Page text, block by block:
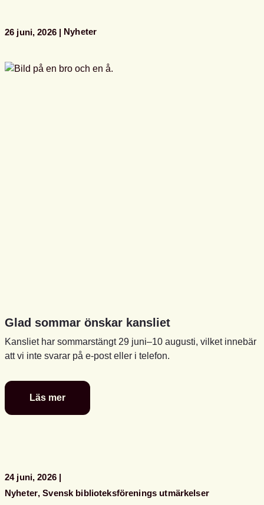
Almedalen
26 juni, 2026 Nyheter
Glad sommar önskar kansliet
Kansliet har sommarstängt 29 juni–10 augusti, vilket innebär
att vi inte svarar på e-post eller i telefon.
Läs mer
Glad
sommar
24 juni, 2026
Nyheter Svensk biblioteksförenings utmärkelser